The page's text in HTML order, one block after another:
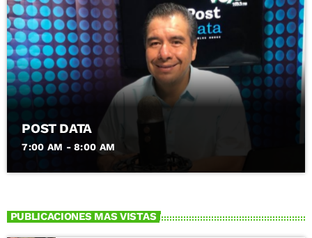
POST DATA
7:00 AM - 8:00 AM
PUBLICACIONES MAS VISTAS